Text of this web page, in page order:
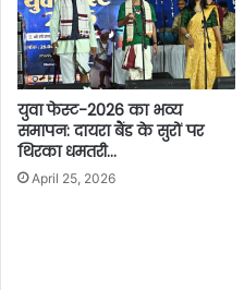
युवा फेस्ट-2026 का भव्य
समापन: दायरा बैंड के सुरों पर
थिरका धमतरी…
April 25, 2026